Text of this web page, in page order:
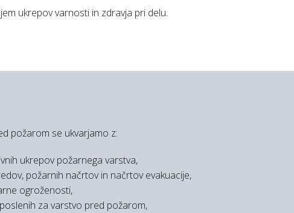
ukrepov varnosti in zdravja pri delu.
požarom se ukvarjamo z:
ukrepov požarnega varstva,
požarnih načrtov in načrtov evakuacije,
ogroženosti,
za varstvo pred požarom,